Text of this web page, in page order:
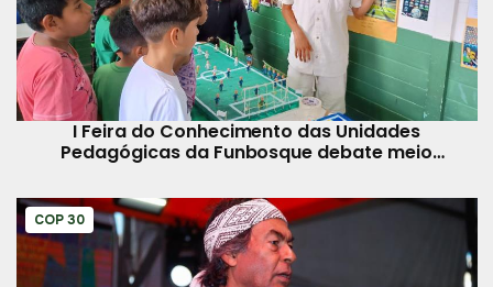
I Feira do Conhecimento das Unidades
Pedagógicas da Funbosque debate meio
COP 30